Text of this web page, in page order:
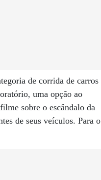
de corrida de carros
uma opção ao
sobre o escândalo da
de seus veículos. Para o